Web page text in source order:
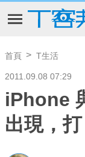
首頁 T生活
2011.09.08 07:29
iPhone
出現，